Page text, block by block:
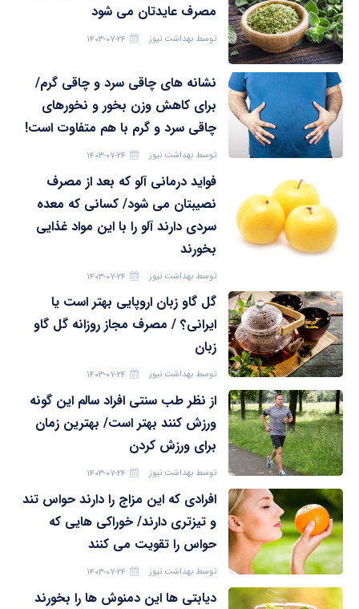
مصرف عایدتان می شود
توسط بهداشت نیوز ۱۴۰۳-۰۷-۲۴
نشانه های چاقی سرد و چاقی گرم/
برای کاهش وزن بخور و نخورهای
چاقی سرد و گرم با هم متفاوت است!
توسط بهداشت نیوز ۱۴۰۳-۰۷-۲۴
فواید درمانی آلو که بعد از مصرف
نصیبتان می شود/ کسانی که معده
سردی دارند آلو را با این مواد غذایی
بخورند
توسط بهداشت نیوز ۱۴۰۳-۰۷-۲۴
گل گاو زبان اروپایی بهتر است یا
ایرانی؟ / مصرف مجاز روزانه گل گاو
زبان
توسط بهداشت نیوز ۱۴۰۳-۰۷-۲۴
از نظر طب سنتی افراد سالم این گونه
ورزش کنند بهتر است/ بهترین زمان
برای ورزش کردن
توسط بهداشت نیوز ۱۴۰۳-۰۷-۲۴
افرادی که این مزاج را دارند حواس تند
و تیزتری دارند/ خوراکی هایی که
حواس را تقویت می کنند
توسط بهداشت نیوز ۱۴۰۳-۰۷-۲۴
دیابتی ها این دمنوش ها را بخورند